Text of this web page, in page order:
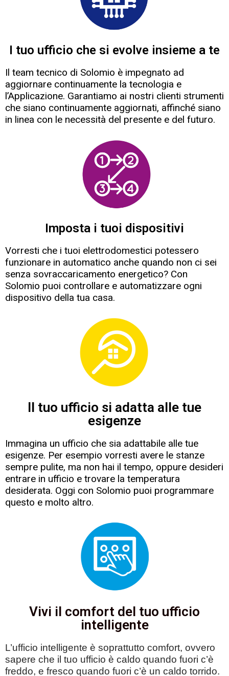
I tuo ufficio che si evolve insieme a te
Il team tecnico di Solomio è impegnato ad
aggiornare continuamente la tecnologia e
l’Applicazione. Garantiamo ai nostri clienti strumenti
che siano continuamente aggiornati, affinché siano
in linea con le necessità del presente e del futuro.
Imposta i tuoi dispositivi
Vorresti che i tuoi elettrodomestici potessero
funzionare in automatico anche quando non ci sei
senza sovraccaricamento energetico? Con
Solomio puoi controllare e automatizzare ogni
dispositivo della tua casa.
Il tuo ufficio si adatta alle tue
esigenze
Immagina un ufficio che sia adattabile alle tue
esigenze. Per esempio vorresti avere le stanze
sempre pulite, ma non hai il tempo, oppure desideri
entrare in ufficio e trovare la temperatura
desiderata. Oggi con Solomio puoi programmare
questo e molto altro.
Vivi il comfort del tuo ufficio
intelligente
L’ufficio intelligente è soprattutto comfort, ovvero
sapere che il tuo ufficio è caldo quando fuori c’è
freddo, e fresco quando fuori c’è un caldo torrido.